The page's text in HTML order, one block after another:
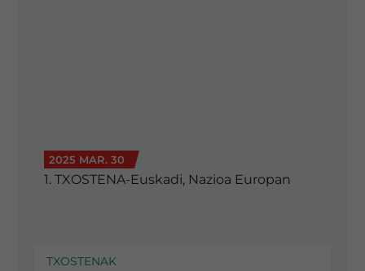
2025 MAR. 30
1. TXOSTENA-Euskadi, Nazioa Europan
TXOSTENAK